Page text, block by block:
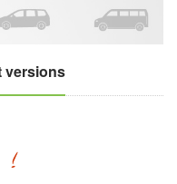
versions